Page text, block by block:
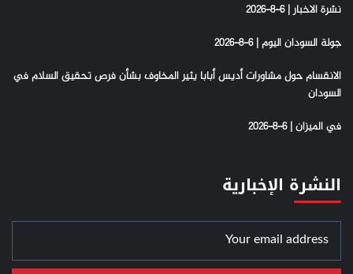
نشرة الاخبار | 6-8-2026
جولة السودان اليوم | 6-8-2026
الانقسام حول مشاورات أديس أبابا يثير المخاوف بشأن فرص تحقيق السلام في
السودان
في الميزان | 6-8-2026
النشرة الإخبارية